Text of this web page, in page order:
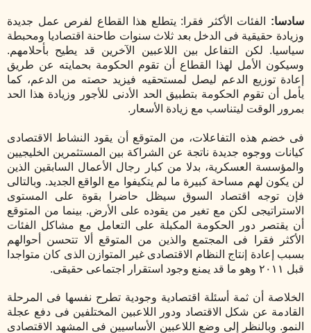
سادسا: الفئات الأكثر فقرا: يتطلع هذا القطاع لفرص عمل جديدة
وزيادة حقيقية فى الدخل بعد ثلاث سنوات طاحنة اقتصاديا ومحبطة
سياسيا. لكن التفاعل بين اللاعبين الآخرين قد يطيح بأحلامهم.
وسيكون الأمل لهذا القطاع أن تقوم الحكومة بحمايته عن طريق
إعادة توزيع الدعم ليصل لمستحقيه فيزيد حصته من الدعم، كما
يأمل أن تقوم الحكومة بتطبيق الحد الأدنى للأجور وزيادة هذا الحد
بمرور الوقت ليتناسب مع زيادة الأسعار.
فى خضم هذه التفاعلات، من المتوقع أن يقود النشاط الاقتصادى
كيانات ووجوه جديدة ناتجة عن الشراكة بين المستثمرين الخليجيين
والمؤسسة العسكرية، بدلا من كبار رجال الأعمال السابقين الذين
لن يكون لهم مساحة كبيرة ما لم يتكيفوا مع الواقع الجديد. وبالتالى
فإن توجه اقتصاد السوق سيظل حاضرا بقوة على المستوى
الاستراتيجى لكن مع تغير من يقوده على الأرض. بينما من المتوقع
أن يقتصر دور الحكومة المكبلة على التعامل مع مشاكل الفئات
الأكثر فقرا فى المجتمع والذين من المتوقع ألا تتحسن أحوالهم
بسبب إعادة إنتاج النظام الاقتصادى غير المتوازن الذى كان متواجدا
قبل ٢٠١١ وهو ما قد يمنع وجود استقرار اجتماعى حقيقى.
الخلاصة أن ثمة أسئلة اقتصادية وجودية تطرح نفسها فى المرحلة
القادمة عن شكل الاقتصاد ودور اللاعبين المختلفين فى دفع عجلة
النمو. وبالنظر إلى وضع اللاعبين الأساسيين فى المشهد الاقتصادى